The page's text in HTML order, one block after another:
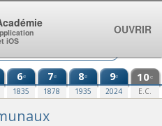
6e
1835
7e
1878
8e
1935
9e
2024
10e
E.C.
iOS
OUVRIR